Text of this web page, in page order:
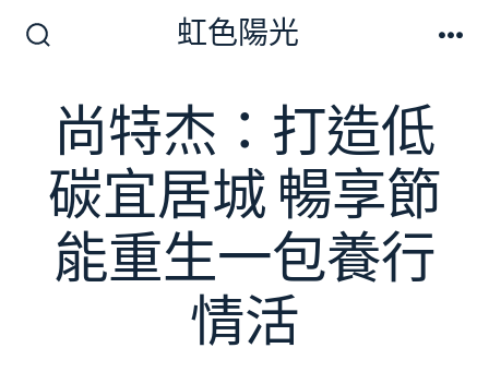
切
換
開
關
虹色陽光
尚特杰：打造低
碳宜居城 暢享節
能重生一包養行
情活